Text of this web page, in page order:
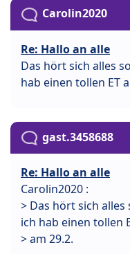
Carolin2020
Re: Hallo an alle
Das hört sich alles
hab einen tollen ET
gast.3458688
Re: Hallo an alle
Carolin2020 :
> Das hört sich alles
ich hab einen tollen
> am 29.2.